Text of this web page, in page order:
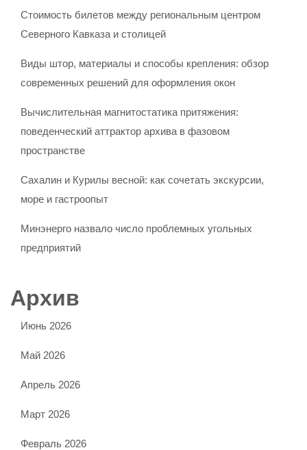
Стоимость билетов между региональным центром
Северного Кавказа и столицей
Виды штор, материалы и способы крепления: обзор
современных решений для оформления окон
Вычислительная магнитостатика притяжения:
поведенческий аттрактор архива в фазовом
пространстве
Сахалин и Курилы весной: как сочетать экскурсии,
море и гастроопыт
Минэнерго назвало число проблемных угольных
предприятий
Архив
Июнь 2026
Май 2026
Апрель 2026
Март 2026
Февраль 2026